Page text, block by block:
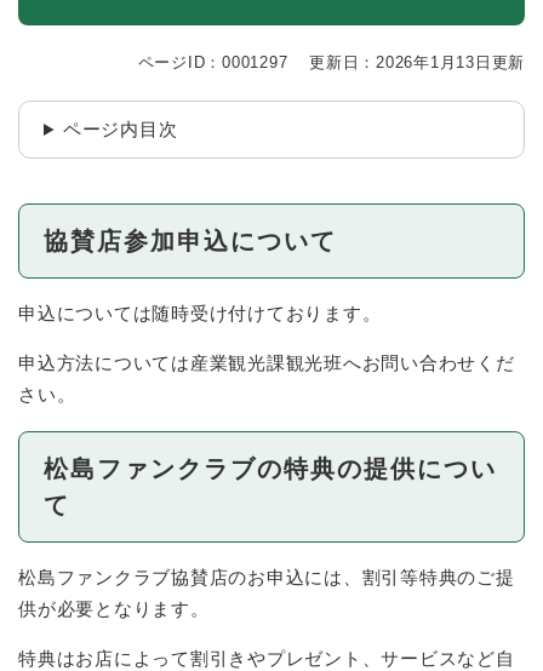
ページID：0001297 更新日：2026年1月13日更新
ページ内目次
協賛店参加申込について
申込については随時受け付けております。
申込方法については産業観光課観光班へお問い合わせくだ
さい。
松島ファンクラブの特典の提供につい
て
松島ファンクラブ協賛店のお申込には、割引等特典のご提
供が必要となります。
特典はお店によって割引きやプレゼント、サービスなど自